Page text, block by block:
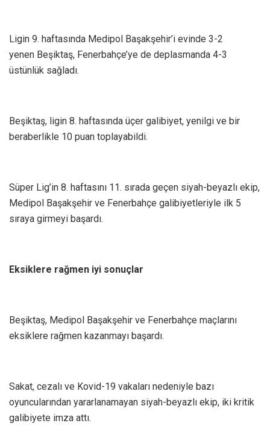
Ligin 9. haftasında Medipol Başakşehir’i evinde 3-2
yenen Beşiktaş, Fenerbahçe’ye de deplasmanda 4-3
üstünlük sağladı.
Beşiktaş, ligin 8. haftasında üçer galibiyet, yenilgi ve bir
beraberlikle 10 puan toplayabildi.
Süper Lig’in 8. haftasını 11. sırada geçen siyah-beyazlı ekip,
Medipol Başakşehir ve Fenerbahçe galibiyetleriyle ilk 5
sıraya girmeyi başardı.
Eksiklere rağmen iyi sonuçlar
Beşiktaş, Medipol Başakşehir ve Fenerbahçe maçlarını
eksiklere rağmen kazanmayı başardı.
Sakat, cezalı ve Kovid-19 vakaları nedeniyle bazı
oyuncularından yararlanamayan siyah-beyazlı ekip, iki kritik
galibiyete imza attı.